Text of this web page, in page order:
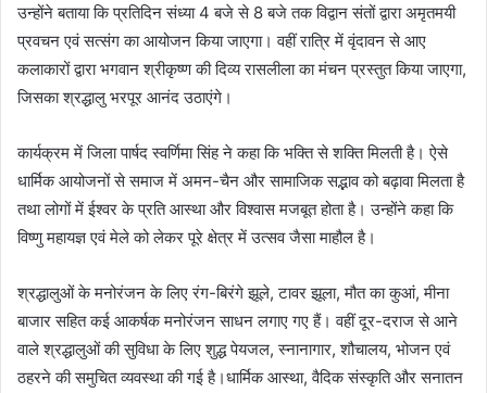
उन्होंने बताया कि प्रतिदिन संध्या 4 बजे से 8 बजे तक विद्वान संतों द्वारा अमृतमयी
प्रवचन एवं सत्संग का आयोजन किया जाएगा। वहीं रात्रि में वृंदावन से आए
कलाकारों द्वारा भगवान श्रीकृष्ण की दिव्य रासलीला का मंचन प्रस्तुत किया जाएगा,
जिसका श्रद्धालु भरपूर आनंद उठाएंगे।
कार्यक्रम में जिला पार्षद स्वर्णिमा सिंह ने कहा कि भक्ति से शक्ति मिलती है। ऐसे
धार्मिक आयोजनों से समाज में अमन-चैन और सामाजिक सद्भाव को बढ़ावा मिलता है
तथा लोगों में ईश्वर के प्रति आस्था और विश्वास मजबूत होता है। उन्होंने कहा कि
विष्णु महायज्ञ एवं मेले को लेकर पूरे क्षेत्र में उत्सव जैसा माहौल है।
श्रद्धालुओं के मनोरंजन के लिए रंग-बिरंगे झूले, टावर झूला, मौत का कुआं, मीना
बाजार सहित कई आकर्षक मनोरंजन साधन लगाए गए हैं। वहीं दूर-दराज से आने
वाले श्रद्धालुओं की सुविधा के लिए शुद्ध पेयजल, स्नानागार, शौचालय, भोजन एवं
ठहरने की समुचित व्यवस्था की गई है।धार्मिक आस्था, वैदिक संस्कृति और सनातन